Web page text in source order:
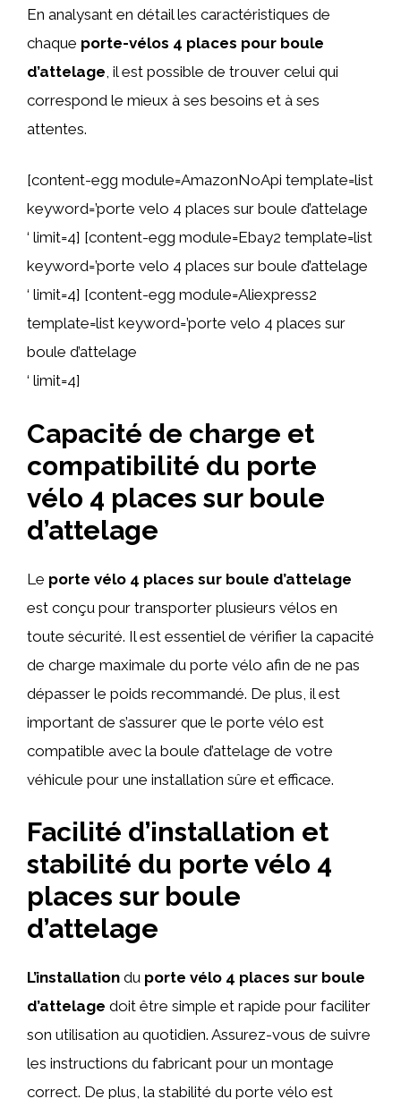
En analysant en détail les caractéristiques de
chaque porte-vélos 4 places pour boule
d’attelage , il est possible de trouver celui qui
correspond le mieux à ses besoins et à ses
attentes.
[content-egg module=AmazonNoApi template=list
keyword=’porte velo 4 places sur boule d’attelage
‘ limit=4] [content-egg module=Ebay2 template=list
keyword=’porte velo 4 places sur boule d’attelage
‘ limit=4] [content-egg module=Aliexpress2
template=list keyword=’porte velo 4 places sur
boule d’attelage
‘ limit=4]
Capacité de charge et
compatibilité du porte
vélo 4 places sur boule
d’attelage
Le porte vélo 4 places sur boule d’attelage
est conçu pour transporter plusieurs vélos en
toute sécurité. Il est essentiel de vérifier la capacité
de charge maximale du porte vélo afin de ne pas
dépasser le poids recommandé. De plus, il est
important de s’assurer que le porte vélo est
compatible avec la boule d’attelage de votre
véhicule pour une installation sûre et efficace.
Facilité d’installation et
stabilité du porte vélo 4
places sur boule
d’attelage
L’installation du porte vélo 4 places sur boule
d’attelage doit être simple et rapide pour faciliter
son utilisation au quotidien. Assurez-vous de suivre
les instructions du fabricant pour un montage
correct. De plus, la stabilité du porte vélo est